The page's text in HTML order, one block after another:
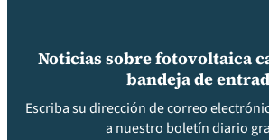
Noticias sobre fotovoltaica
bandeja de
Escriba su dirección de correo
a nuestro boletín diario